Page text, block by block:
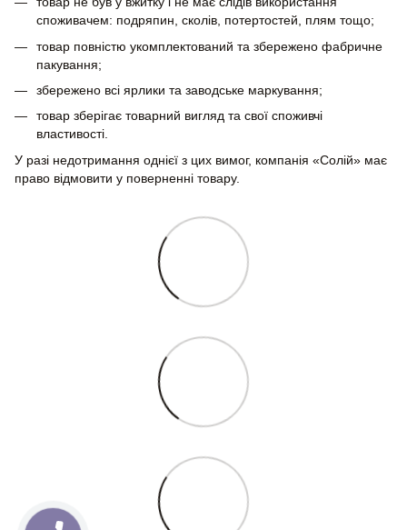
споживачем: подряпин, сколів, потертостей, плям тощо;
товар повністю укомплектований та збережено фабричне
пакування;
збережено всі ярлики та заводське маркування;
товар зберігає товарний вигляд та свої споживчі
властивості.
У разі недотримання однієї з цих вимог, компанія «Солій» має
право відмовити у поверненні товару.